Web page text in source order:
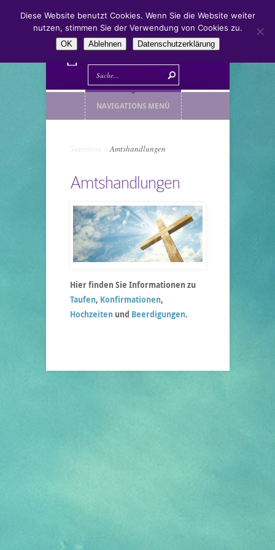
NAVIGATIONS MENÜ
Startseite Amtshandlungen
Amtshandlungen
Hier finden Sie Informationen zu
Taufen, Konfirmationen,
Hochzeitenund Beerdigungen.
Diese Website benutzt Cookies. Wenn Sie die Website weiter
nutzen, stimmen Sie der Verwendung von Cookies zu.
OK Ablehnen Datenschutzerklärung